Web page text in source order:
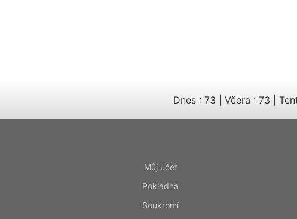
Dnes : 73 Včera : 73
Můj účet
Pokladna
Soukromí